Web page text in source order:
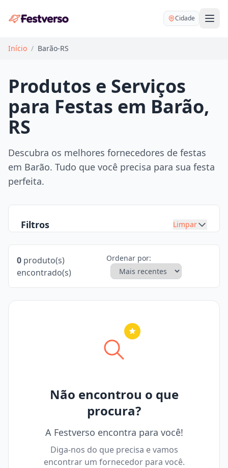
Cidade
Balões delivery
Pegue e Monte
Festa na mesa
Buffet
Início / Barão-RS
Produtos e Serviços
para Festas em Barão,
RS
Descubra os melhores fornecedores de festas
em Barão. Tudo que você precisa para sua festa
perfeita.
Filtros Limpar
Máximo
0 produto(s)
encontrado(s)
Ordenar por:
Não encontrou o que
procura?
A Festverso encontra para você!
Diga-nos do que precisa e vamos
encontrar um fornecedor para você.